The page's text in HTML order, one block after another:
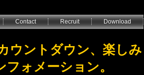
Contact Recruit Download
ウントダウン、楽しみ
ォメーション。